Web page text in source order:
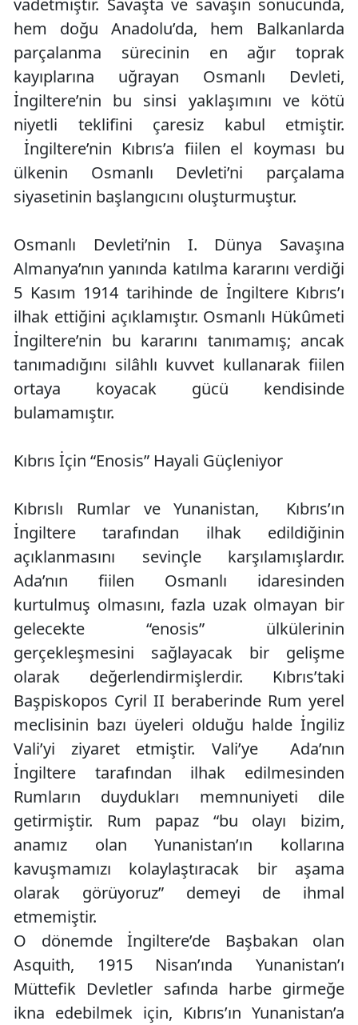
vadetmiştir. Savaşta ve savaşın sonucunda,
hem doğu Anadolu’da, hem Balkanlarda
parçalanma sürecinin en ağır toprak
kayıplarına uğrayan Osmanlı Devleti,
İngiltere’nin bu sinsi yaklaşımını ve kötü
niyetli teklifini çaresiz kabul etmiştir.
İngiltere’nin Kıbrıs’a fiilen el koyması bu
ülkenin Osmanlı Devleti’ni parçalama
siyasetinin başlangıcını oluşturmuştur.
Osmanlı Devleti’nin I. Dünya Savaşına
Almanya’nın yanında katılma kararını verdiği
5 Kasım 1914 tarihinde de İngiltere Kıbrıs’ı
ilhak ettiğini açıklamıştır. Osmanlı Hükûmeti
İngiltere’nin bu kararını tanımamış; ancak
tanımadığını silâhlı kuvvet kullanarak fiilen
ortaya koyacak gücü kendisinde
bulamamıştır.
Kıbrıs İçin “Enosis” Hayali Güçleniyor
Kıbrıslı Rumlar ve Yunanistan, Kıbrıs’ın
İngiltere tarafından ilhak edildiğinin
açıklanmasını sevinçle karşılamışlardır.
Ada’nın fiilen Osmanlı idaresinden
kurtulmuş olmasını, fazla uzak olmayan bir
gelecekte “enosis” ülkülerinin
gerçekleşmesini sağlayacak bir gelişme
olarak değerlendirmişlerdir. Kıbrıs’taki
Başpiskopos Cyril II beraberinde Rum yerel
meclisinin bazı üyeleri olduğu halde İngiliz
Vali’yi ziyaret etmiştir. Vali’ye Ada’nın
İngiltere tarafından ilhak edilmesinden
Rumların duydukları memnuniyeti dile
getirmiştir. Rum papaz “bu olayı bizim,
anamız olan Yunanistan’ın kollarına
kavuşmamızı kolaylaştıracak bir aşama
olarak görüyoruz” demeyi de ihmal
etmemiştir.
O dönemde İngiltere’de Başbakan olan
Asquith, 1915 Nisan’ında Yunanistan’ı
Müttefik Devletler safında harbe girmeğe
ikna edebilmek için, Kıbrıs’ın Yunanistan’a